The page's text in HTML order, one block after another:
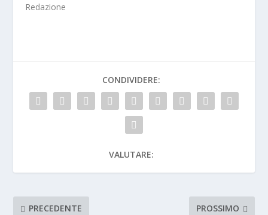
Redazione
CONDIVIDERE:
VALUTARE:
PRECEDENTE PROSSIMO